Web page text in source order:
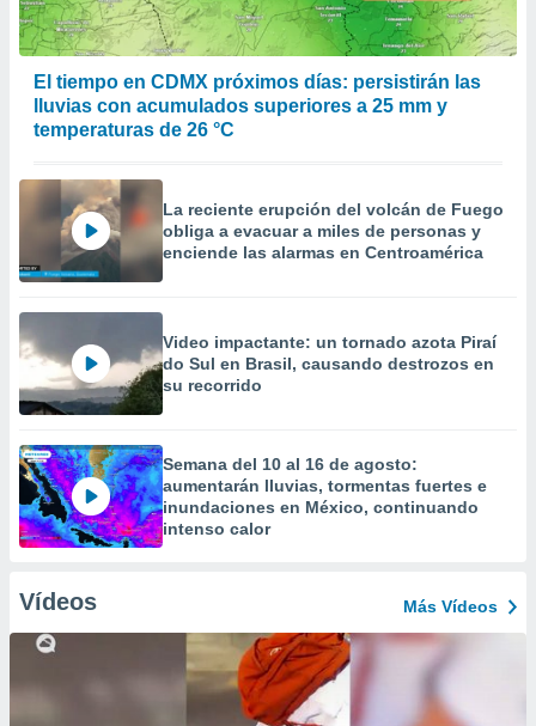
El tiempo en CDMX próximos días: persistirán las
lluvias con acumulados superiores a 25 mm y
temperaturas de 26 °C
La reciente erupción del volcán de Fuego
obliga a evacuar a miles de personas y
enciende las alarmas en Centroamérica
Video impactante: un tornado azota Piraí
do Sul en Brasil, causando destrozos en
su recorrido
Semana del 10 al 16 de agosto:
aumentarán lluvias, tormentas fuertes e
inundaciones en México, continuando
intenso calor
Vídeos Más Vídeos